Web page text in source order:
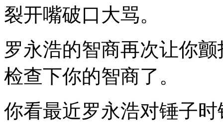
裂开嘴破口大骂。
罗永浩的智商再次让你
检查下你的智商了。
你看最近罗永浩对锤子